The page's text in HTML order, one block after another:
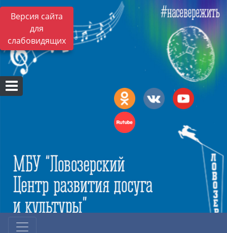
Версия сайта
для
слабовидящих